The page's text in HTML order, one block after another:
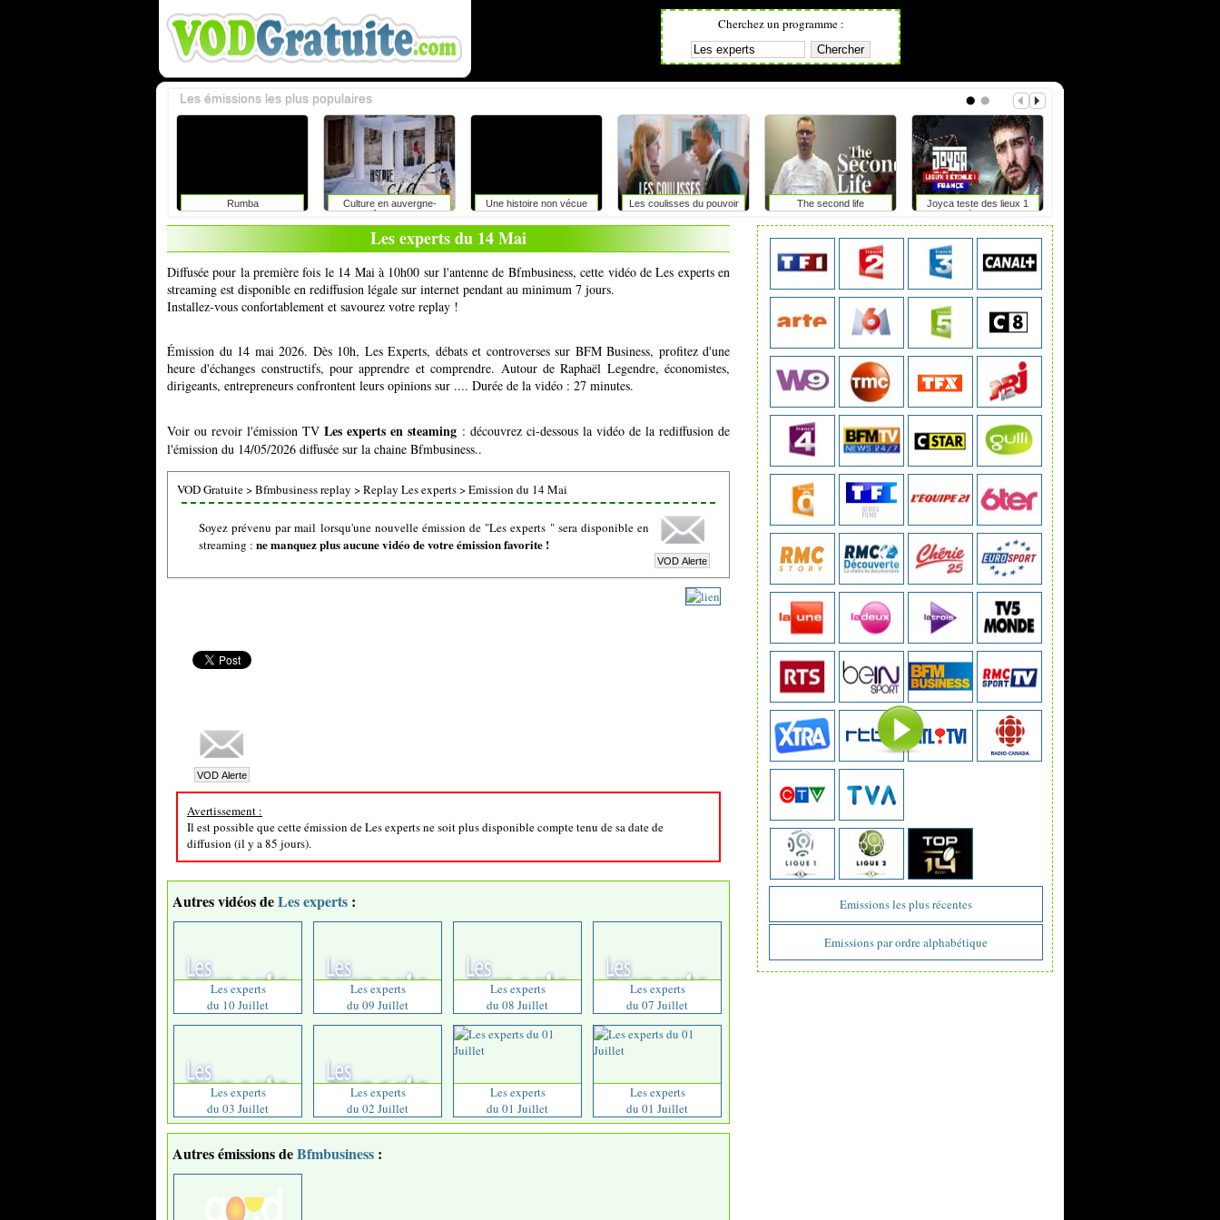
Cherchez un programme :
Rumba
Culture en auvergne-
rhône-alpes
Une histoire non vécue Les coulisses du pouvoir The second life
Joyca teste des lieux 1
étoile
Les émissions les plus populaires
Emissions les plus récentes
Emissions par ordre alphabétique
Les experts du 14 Mai
Diffusée pour la première fois le 14 Mai à 10h00 sur l'antenne de Bfmbusiness, cette vidéo de Les experts en
streaming est disponible en rediffusion légale sur internet pendant au minimum 7 jours.
Installez-vous confortablement et savourez votre replay !
Émission du 14 mai 2026. Dès 10h, Les Experts, débats et controverses sur BFM Business, profitez d'une
heure d'échanges constructifs, pour apprendre et comprendre. Autour de Raphaël Legendre, économistes,
dirigeants, entrepreneurs confrontent leurs opinions sur .... Durée de la vidéo : 27 minutes.
Voir ou revoir l'émission TVLes experts en steaming : découvrez ci-dessous la vidéo de la rediffusion de
l'émission du 14/05/2026 diffusée sur la chaine Bfmbusiness..
VOD Gratuite>Bfmbusiness replay >Replay Les experts>Emission du 14 Mai
Soyez prévenu par mail lorsqu'une nouvelle émission de "Les experts " sera disponible en
streaming : ne manquez plus aucune vidéo de votre émission favorite !
Avertissement :
Il est possible que cette émission de Les experts ne soit plus disponible compte tenu de sa date de
diffusion (il y a 85 jours).
Autres vidéos deLes experts :
Les experts
du 10 Juillet
Les experts
du 09 Juillet
Les experts
du 08 Juillet
Les experts
du 07 Juillet
Les experts
du 03 Juillet
Les experts
du 02 Juillet
Les experts
du 01 Juillet
Les experts
du 01 Juillet
Autres émissions deBfmbusiness :